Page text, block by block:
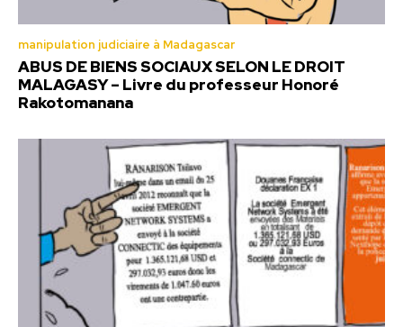
manipulation judiciaire à Madagascar
ABUS DE BIENS SOCIAUX SELON LE DROIT
MALAGASY – Livre du professeur Honoré
Rakotomanana